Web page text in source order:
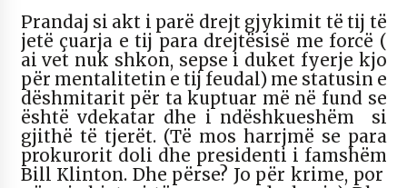
Prandaj si akt i parë drejt gjykimit të tij të
jetë çuarja e tij para drejtësisë me forcë (
ai vet nuk shkon, sepse i duket fyerje kjo
për mentalitetin e tij feudal) me statusin e
dëshmitarit për ta kuptuar më në fund se
është vdekatar dhe i ndëshkueshëm si
gjithë të tjerët. (Të mos harrjmë se para
prokurorit doli dhe presidenti i famshëm
Bill Klinton. Dhe përse? Jo për krime, por